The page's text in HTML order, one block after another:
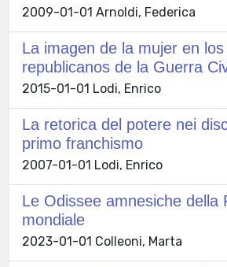
2009-01-01 Arnoldi, Federica
La imagen de la mujer en
republicanos de la Guerra
2015-01-01 Lodi, Enrico
La retorica del potere nei
primo franchismo
2007-01-01 Lodi, Enrico
Le Odissee amnesiche della
mondiale
2023-01-01 Colleoni, Marta